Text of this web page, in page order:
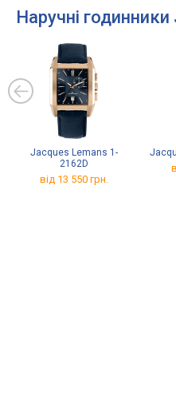
Наручні
Jacques Lemans 1-
2162D
від 13 550 грн.